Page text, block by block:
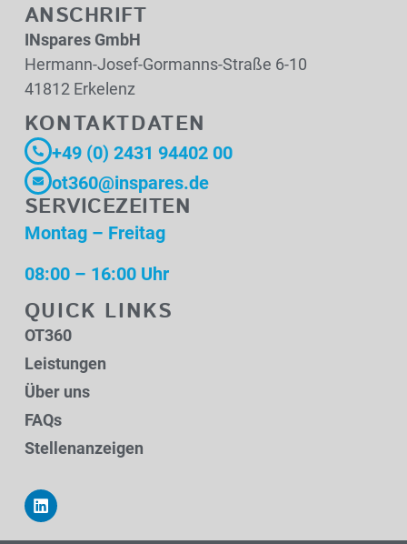
ANSCHRIFT
INspares GmbH
Hermann-Josef-Gormanns-Straße 6-10
41812 Erkelenz
KONTAKTDATEN
+49 (0) 2431 94402 00
ot360@inspares.de
SERVICEZEITEN
Montag – Freitag
08:00 – 16:00 Uhr
QUICK LINKS
OT360
Leistungen
Über uns
FAQs
Stellenanzeigen